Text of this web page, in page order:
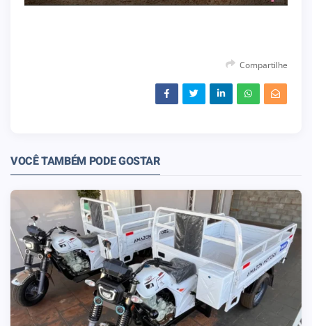
Compartilhe
VOCÊ TAMBÉM PODE GOSTAR